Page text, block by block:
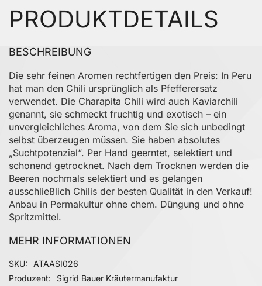
PRODUKTDETAILS
BESCHREIBUNG
Die sehr feinen Aromen rechtfertigen den Preis: In Peru
hat man den Chili ursprünglich als Pfefferersatz
verwendet. Die Charapita Chili wird auch Kaviarchili
genannt, sie schmeckt fruchtig und exotisch – ein
unvergleichliches Aroma, von dem Sie sich unbedingt
selbst überzeugen müssen. Sie haben absolutes
„Suchtpotenzial“. Per Hand geerntet, selektiert und
schonend getrocknet. Nach dem Trocknen werden die
Beeren nochmals selektiert und es gelangen
ausschließlich Chilis der besten Qualität in den Verkauf!
Anbau in Permakultur ohne chem. Düngung und ohne
Spritzmittel.
MEHR INFORMATIONEN
Mehr Informationen
SKU
ATAASI026
Produzent
Sigrid Bauer Kräutermanufaktur